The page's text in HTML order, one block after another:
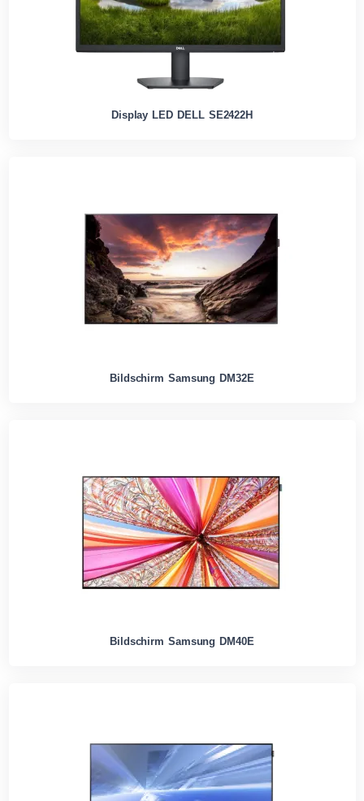
Display LED DELL SE2422H
Bildschirm Samsung DM32E
Bildschirm Samsung DM40E